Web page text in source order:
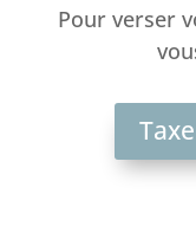
Pour verser